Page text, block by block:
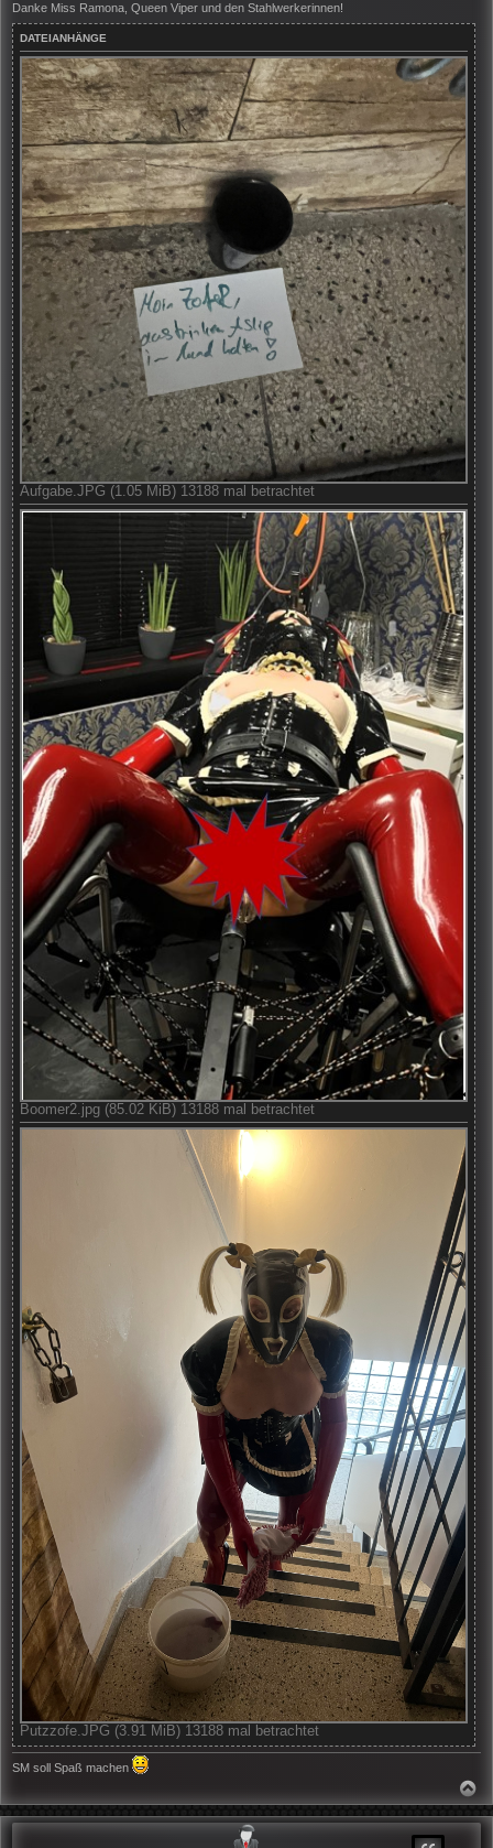
Danke Miss Ramona, Queen Viper und den Stahlwerkerinnen!
DATEIANHÄNGE
Aufgabe.JPG (1.05 MiB) 13188 mal betrachtet
Boomer2.jpg (85.02 KiB) 13188 mal betrachtet
Putzzofe.JPG (3.91 MiB) 13188 mal betrachtet
SM soll Spaß machen